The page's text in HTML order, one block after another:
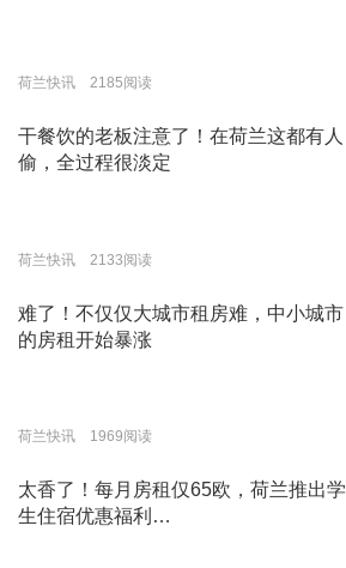
荷兰快讯 2185阅读
干餐饮的老板注意了！在荷兰这都有人
偷，全过程很淡定
荷兰快讯 2133阅读
难了！不仅仅大城市租房难，中小城市
的房租开始暴涨
荷兰快讯 1969阅读
太香了！每月房租仅65欧，荷兰推出学
生住宿优惠福利…